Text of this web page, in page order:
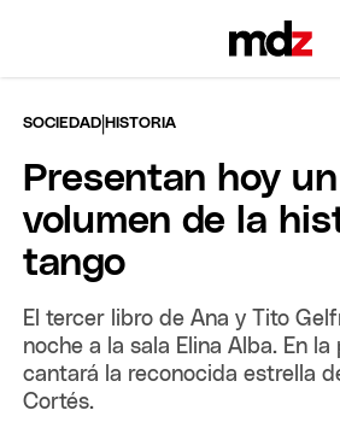
SOCIEDAD |HISTORIA
Presentan hoy
volumen de la
tango
El tercer libro de Ana y Tito
noche a la sala Elina Alba. En
cantará la reconocida estrella
Cortés.